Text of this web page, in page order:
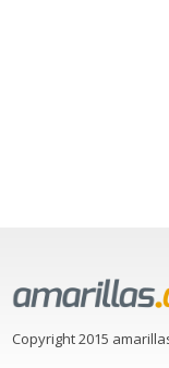
Copyright 2015